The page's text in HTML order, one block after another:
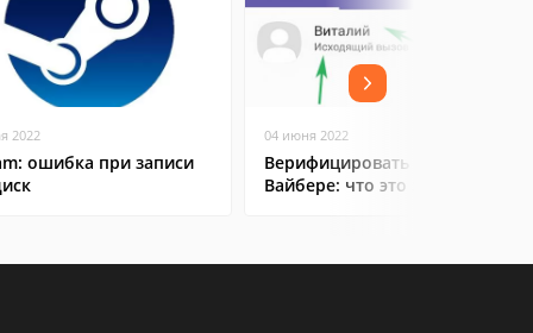
2022
ошибка при записи
04 июня 2022
Верифицировать контакт в
Вайбере: что это значит